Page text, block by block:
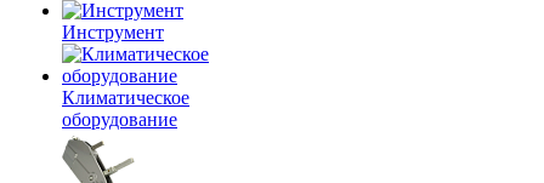
Инструмент
Климатическое
оборудование